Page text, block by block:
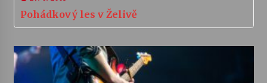
Pohádkový les v Želivě